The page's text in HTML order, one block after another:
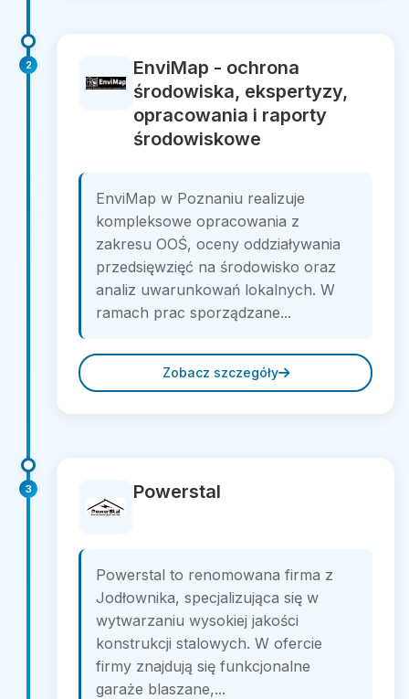
2
EnviMap - ochrona
środowiska, ekspertyzy,
opracowania i raporty
środowiskowe
EnviMap w Poznaniu realizuje
kompleksowe opracowania z
zakresu OOŚ, oceny oddziaływania
przedsięwzięć na środowisko oraz
analiz uwarunkowań lokalnych. W
ramach prac sporządzane...
Zobacz szczegóły
3 Powerstal
Powerstal to renomowana firma z
Jodłownika, specjalizująca się w
wytwarzaniu wysokiej jakości
konstrukcji stalowych. W ofercie
firmy znajdują się funkcjonalne
garaże blaszane,...